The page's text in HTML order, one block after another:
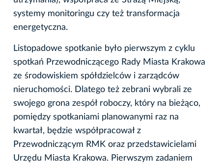
systemy monitoringu czy też transformacja
energetyczna.
Listopadowe spotkanie było pierwszym z cyklu
spotkań Przewodniczącego Rady Miasta Krakowa
ze środowiskiem spółdzielców i zarządców
nieruchomości. Dlatego też zebrani wybrali ze
swojego grona zespół roboczy, który na bieżąco,
pomiędzy spotkaniami planowanymi raz na
kwartał, będzie współpracował z
Przewodniczącym RMK oraz przedstawicielami
Urzędu Miasta Krakowa. Pierwszym zadaniem